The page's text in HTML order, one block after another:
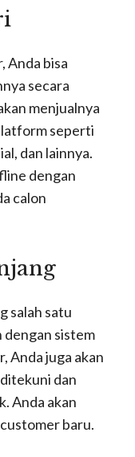
Anda bisa
secara
menjualnya
seperti
dan lainnya.
dengan
calon
salah satu
dengan sistem
Anda juga akan
dan
Anda akan
baru.